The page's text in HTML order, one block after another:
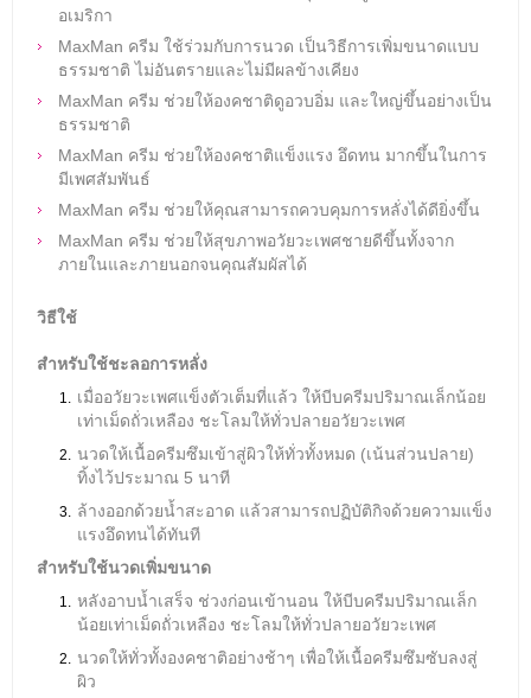
อเมริกา
MaxMan ครีม ใช้ร่วมกับการนวด เป็นวิธีการเพิ่มขนาดแบบ
ธรรมชาติ ไม่อันตรายและไม่มีผลข้างเคียง
MaxMan ครีม ช่วยให้องคชาติดูอวบอิ่ม และใหญ่ขึ้นอย่างเป็น
ธรรมชาติ
MaxMan ครีม ช่วยให้องคชาติแข็งแรง อึดทน มากขึ้นในการ
มีเพศสัมพันธ์
MaxMan ครีม ช่วยให้คุณสามารถควบคุมการหลั่งได้ดียิ่งขึ้น
MaxMan ครีม ช่วยให้สุขภาพอวัยวะเพศชายดีขึ้นทั้งจาก
ภายในและภายนอกจนคุณสัมผัสได้
วิธีใช้
สำหรับใช้ชะลอการหลั่ง
เมื่ออวัยวะเพศแข็งตัวเต็มที่แล้ว ให้บีบครีมปริมาณเล็กน้อย
เท่าเม็ดถั่วเหลือง ชะโลมให้ทั่วปลายอวัยวะเพศ
นวดให้เนื้อครีมซึมเข้าสู่ผิวให้ทั่วทั้งหมด (เน้นส่วนปลาย)
ทิ้งไว้ประมาณ 5 นาที
ล้างออกด้วยน้ำสะอาด แล้วสามารถปฏิบัติกิจด้วยความแข็ง
แรงอึดทนได้ทันที
สำหรับใช้นวดเพิ่มขนาด
หลังอาบน้ำเสร็จ ช่วงก่อนเข้านอน ให้บีบครีมปริมาณเล็ก
น้อยเท่าเม็ดถั่วเหลือง ชะโลมให้ทั่วปลายอวัยวะเพศ
นวดให้ทั่วทั้งองคชาติอย่างช้าๆ เพื่อให้เนื้อครีมซึมซับลงสู่
ผิว